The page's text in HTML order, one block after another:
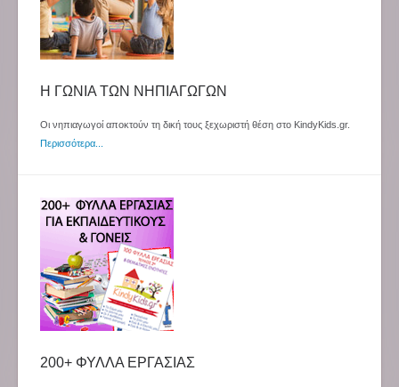
Η ΓΩΝΙΑ ΤΩΝ ΝΗΠΙΑΓΩΓΩΝ
Οι νηπιαγωγοί αποκτούν τη δική τους ξεχωριστή θέση στο KindyKids.gr.
Περισσότερα...
200+ ΦΥΛΛΑ ΕΡΓΑΣΙΑΣ